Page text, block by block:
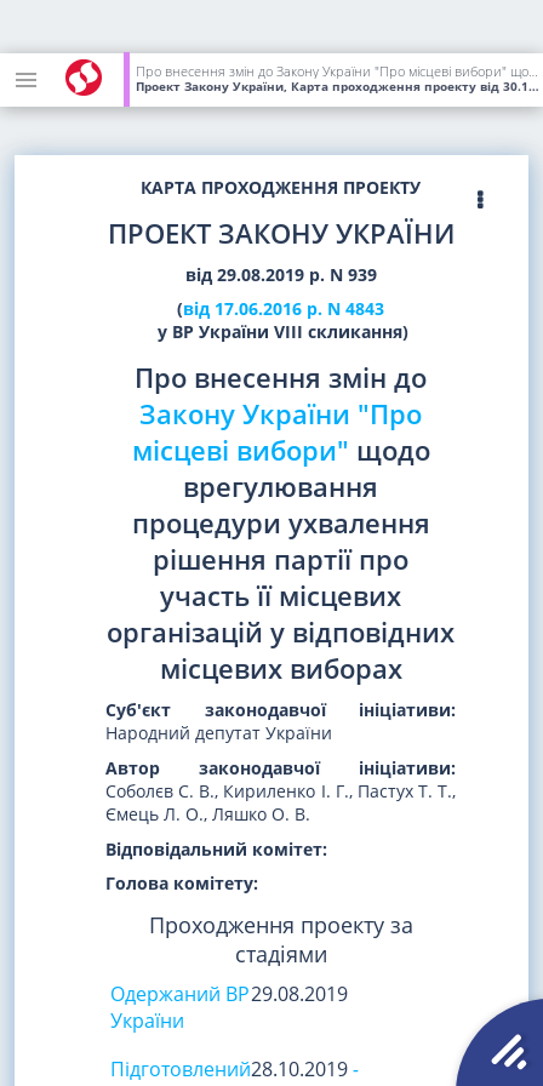
Про внесення змін до Закону України "Про місцеві вибори" щодо врегулювання процедури ухвалення рішення партії про участь її місцевих організацій у відповідних місцевих виборах
Проект Закону України, Карта проходження проекту від 30.10.2019
КАРТА ПРОХОДЖЕННЯ ПРОЕКТУ
ПРОЕКТ ЗАКОНУ УКРАЇНИ
від 29.08.2019 р. N 939
(від 17.06.2016 р. N 4843
у ВР України VIII скликання)
Про внесення змін до
Закону України "Про
місцеві вибори" щодо
врегулювання
процедури ухвалення
рішення партії про
участь її місцевих
організацій у відповідних
місцевих виборах
Суб'єкт законодавчої ініціативи:
Народний депутат України
Автор законодавчої ініціативи:
Соболєв С. В., Кириленко І. Г., Пастух Т. Т.,
Ємець Л. О., Ляшко О. В.
Відповідальний комітет:
Голова комітету:
Проходження проекту за
стадіями
Одержаний ВР
України
29.08.2019
Підготовлений28.10.2019-